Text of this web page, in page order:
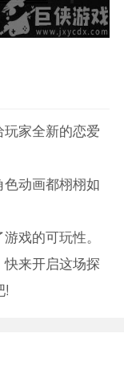
家全新的恋爱
动画都栩栩如
戏的可玩性。
来开启这场探
!